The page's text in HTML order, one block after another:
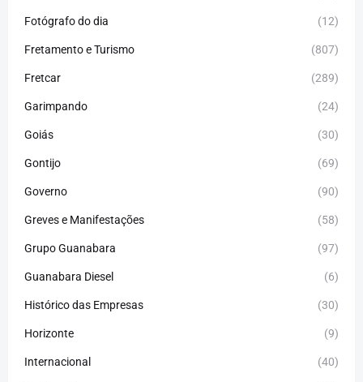
Fotógrafo do dia (12)
Fretamento e Turismo (807)
Fretcar (289)
Garimpando (24)
Goiás (30)
Gontijo (69)
Governo (90)
Greves e Manifestações (58)
Grupo Guanabara (97)
Guanabara Diesel (6)
Histórico das Empresas (30)
Horizonte (9)
Internacional (40)